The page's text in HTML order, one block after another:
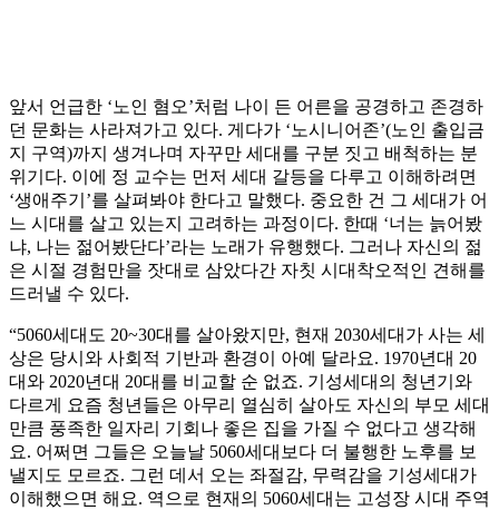
앞서 언급한 ‘노인 혐오’처럼 나이 든 어른을 공경하고 존경하
던 문화는 사라져가고 있다. 게다가 ‘노시니어존’(노인 출입금
지 구역)까지 생겨나며 자꾸만 세대를 구분 짓고 배척하는 분
위기다. 이에 정 교수는 먼저 세대 갈등을 다루고 이해하려면
‘생애주기’를 살펴봐야 한다고 말했다. 중요한 건 그 세대가 어
느 시대를 살고 있는지 고려하는 과정이다. 한때 ‘너는 늙어봤
냐, 나는 젊어봤단다’라는 노래가 유행했다. 그러나 자신의 젊
은 시절 경험만을 잣대로 삼았다간 자칫 시대착오적인 견해를
드러낼 수 있다.
“5060세대도 20~30대를 살아왔지만, 현재 2030세대가 사는 세
상은 당시와 사회적 기반과 환경이 아예 달라요. 1970년대 20
대와 2020년대 20대를 비교할 순 없죠. 기성세대의 청년기와
다르게 요즘 청년들은 아무리 열심히 살아도 자신의 부모 세대
만큼 풍족한 일자리 기회나 좋은 집을 가질 수 없다고 생각해
요. 어쩌면 그들은 오늘날 5060세대보다 더 불행한 노후를 보
낼지도 모르죠. 그런 데서 오는 좌절감, 무력감을 기성세대가
이해했으면 해요. 역으로 현재의 5060세대는 고성장 시대 주역